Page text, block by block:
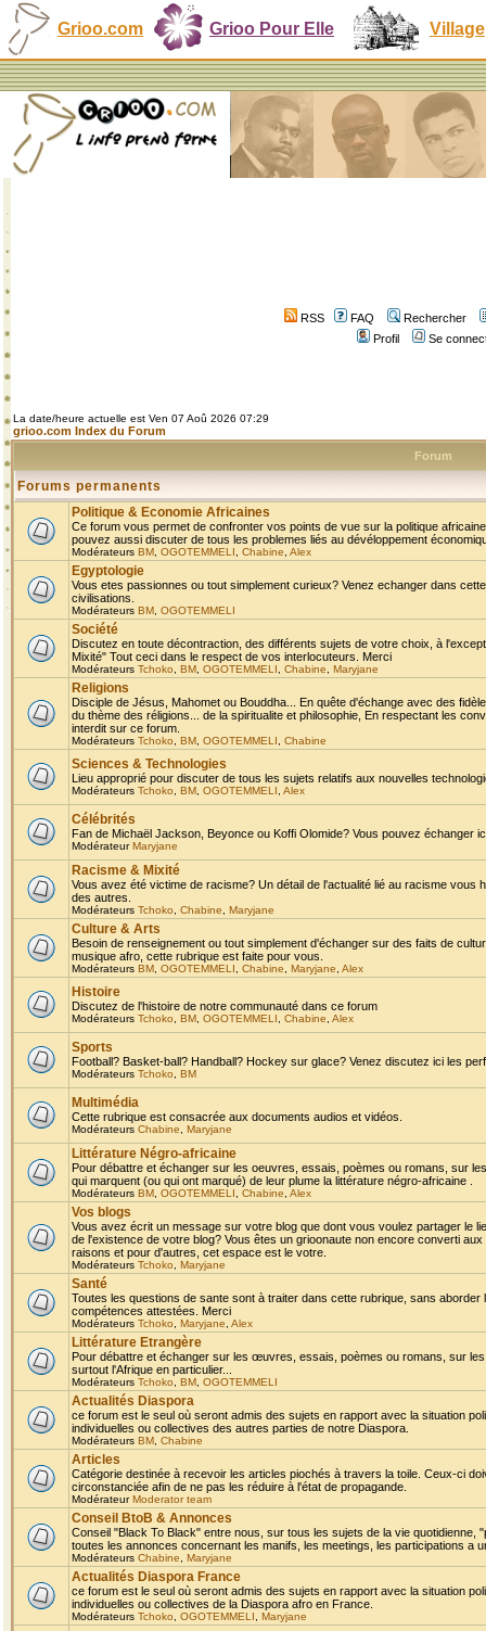
Grioo.com Grioo Pour Elle Village
RSS FAQ
Rechercher
Profil
Se
La date/heure actuelle est Ven 07 Aoû 2026 07:29
grioo.com Index du Forum
Forum
Forums permanents
Politique & Economie Africaines
Ce forum vous permet de confronter vos points de vue sur la politique
pouvez aussi discuter de tous les problemes liés au dévéloppement
Modérateurs BM OGOTEMMELI Chabine Alex
Egyptologie
Vous etes passionnes ou tout simplement curieux? Venez echanger dans
civilisations.
Modérateurs BM OGOTEMMELI
Société
Discutez en toute décontraction, des différents sujets de votre choix, à
Mixité" Tout ceci dans le respect de vos interlocuteurs. Merci
Modérateurs Tchoko BM OGOTEMMELI Chabine Maryjane
Religions
Disciple de Jésus, Mahomet ou Bouddha... En quête d'échange avec des
du thème des réligions... de la spiritualite et philosophie, En respectant les
interdit sur ce forum.
Modérateurs Tchoko BM OGOTEMMELI Chabine
Sciences & Technologies
Lieu approprié pour discuter de tous les sujets relatifs aux nouvelles
Modérateurs Tchoko BM OGOTEMMELI Alex
Célébrités
Fan de Michaël Jackson, Beyonce ou Koffi Olomide? Vous pouvez échanger
ModérateurMaryjane
Racisme & Mixité
Vous avez été victime de racisme? Un détail de l'actualité lié au racisme
des autres.
Modérateurs Tchoko Chabine Maryjane
Culture & Arts
Besoin de renseignement ou tout simplement d'échanger sur des faits de
musique afro, cette rubrique est faite pour vous.
Modérateurs BM OGOTEMMELI Chabine Maryjane Alex
Histoire
Discutez de l'histoire de notre communauté dans ce forum
Modérateurs Tchoko BM OGOTEMMELI Chabine Alex
Sports
Football? Basket-ball? Handball? Hockey sur glace? Venez discutez ici les
Modérateurs Tchoko BM
Multimédia
Cette rubrique est consacrée aux documents audios et vidéos.
Modérateurs Chabine Maryjane
Littérature Négro-africaine
Pour débattre et échanger sur les oeuvres, essais, poèmes ou romans, sur
qui marquent (ou qui ont marqué) de leur plume la littérature négro-africaine .
Modérateurs BM OGOTEMMELI Chabine Alex
Vos blogs
Vous avez écrit un message sur votre blog que dont vous voulez partager le
de l'existence de votre blog? Vous êtes un grioonaute non encore converti
raisons et pour d'autres, cet espace est le votre.
Modérateurs Tchoko Maryjane
Santé
Toutes les questions de sante sont à traiter dans cette rubrique, sans
compétences attestées. Merci
Modérateurs Tchoko Maryjane Alex
Littérature Etrangère
Pour débattre et échanger sur les œuvres, essais, poèmes ou romans, sur
surtout l'Afrique en particulier...
Modérateurs Tchoko BM OGOTEMMELI
Actualités Diaspora
ce forum est le seul où seront admis des sujets en rapport avec la situation
individuelles ou collectives des autres parties de notre Diaspora.
Modérateurs BM Chabine
Articles
Catégorie destinée à recevoir les articles piochés à travers la toile. Ceux-ci
circonstanciée afin de ne pas les réduire à l'état de propagande.
ModérateurModerator team
Conseil BtoB & Annonces
Conseil "Black To Black" entre nous, sur tous les sujets de la vie
toutes les annonces concernant les manifs, les meetings, les participations a
Modérateurs Chabine Maryjane
Actualités Diaspora France
ce forum est le seul où seront admis des sujets en rapport avec la situation
individuelles ou collectives de la Diaspora afro en France.
Modérateurs Tchoko OGOTEMMELI Maryjane